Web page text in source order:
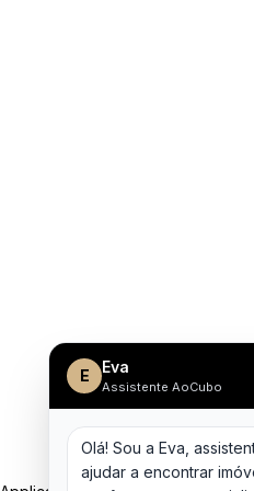
E Eva
Assistente AoCubo
Olá! Sou a Eva,
ajudar a encontrar